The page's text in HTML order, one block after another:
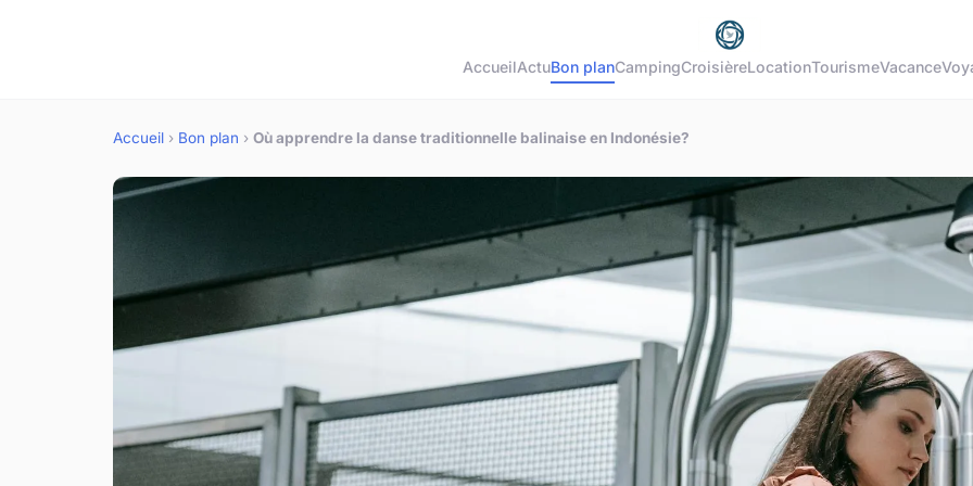
AccueilActuBon planCampingCroisièreLocationTourismeVacance
Accueil › Bon plan › Où apprendre la danse traditionnelle balinaise en Indonésie?